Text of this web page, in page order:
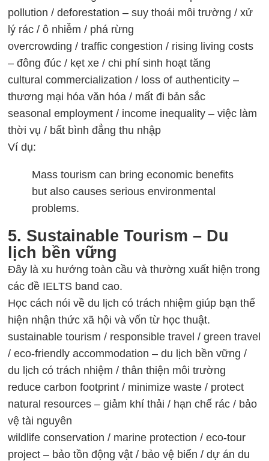
pollution / deforestation – suy thoái môi trường / xử
lý rác / ô nhiễm / phá rừng
overcrowding / traffic congestion / rising living costs
– đông đúc / kẹt xe / chi phí sinh hoạt tăng
cultural commercialization / loss of authenticity –
thương mại hóa văn hóa / mất đi bản sắc
seasonal employment / income inequality – việc làm
thời vụ / bất bình đẳng thu nhập
Ví dụ:
Mass tourism can bring economic benefits
but also causes serious environmental
problems.
5. Sustainable Tourism – Du
lịch bền vững
Đây là xu hướng toàn cầu và thường xuất hiện trong
các đề IELTS band cao.
Học cách nói về du lịch có trách nhiệm giúp bạn thể
hiện nhận thức xã hội và vốn từ học thuật.
sustainable tourism / responsible travel / green travel
/ eco-friendly accommodation – du lịch bền vững /
du lịch có trách nhiệm / thân thiện môi trường
reduce carbon footprint / minimize waste / protect
natural resources – giảm khí thải / hạn chế rác / bảo
vệ tài nguyên
wildlife conservation / marine protection / eco-tour
project – bảo tồn động vật / bảo vệ biển / dự án du